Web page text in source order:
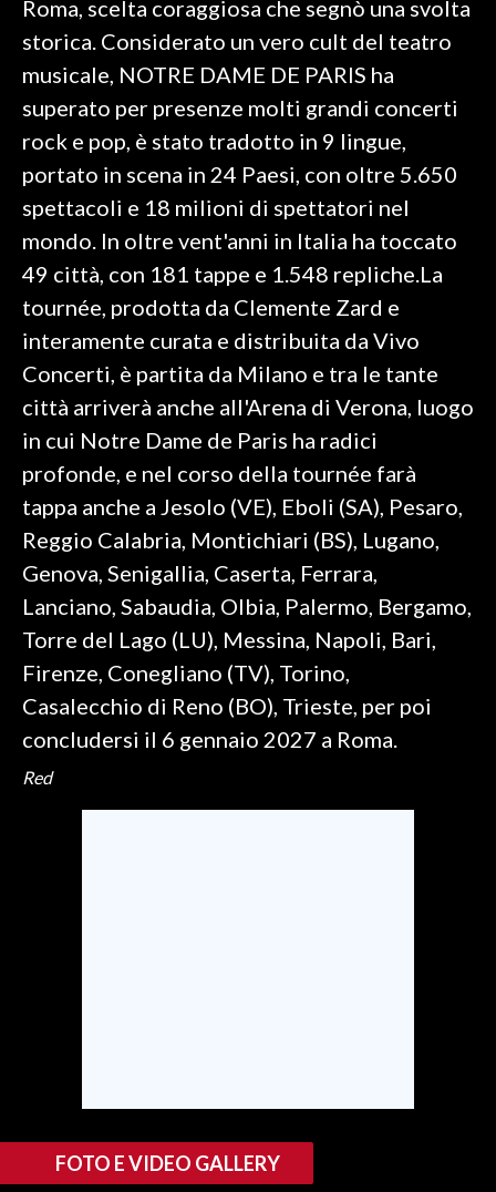
Roma, scelta coraggiosa che segnò una svolta
storica. Considerato un vero cult del teatro
musicale, NOTRE DAME DE PARIS ha
superato per presenze molti grandi concerti
rock e pop, è stato tradotto in 9 lingue,
portato in scena in 24 Paesi, con oltre 5.650
spettacoli e 18 milioni di spettatori nel
mondo. In oltre vent'anni in Italia ha toccato
49 città, con 181 tappe e 1.548 repliche.La
tournée, prodotta da Clemente Zard e
interamente curata e distribuita da Vivo
Concerti, è partita da Milano e tra le tante
città arriverà anche all'Arena di Verona, luogo
in cui Notre Dame de Paris ha radici
profonde, e nel corso della tournée farà
tappa anche a Jesolo (VE), Eboli (SA), Pesaro,
Reggio Calabria, Montichiari (BS), Lugano,
Genova, Senigallia, Caserta, Ferrara,
Lanciano, Sabaudia, Olbia, Palermo, Bergamo,
Torre del Lago (LU), Messina, Napoli, Bari,
Firenze, Conegliano (TV), Torino,
Casalecchio di Reno (BO), Trieste, per poi
concludersi il 6 gennaio 2027 a Roma.
Red
FOTO E VIDEO GALLERY